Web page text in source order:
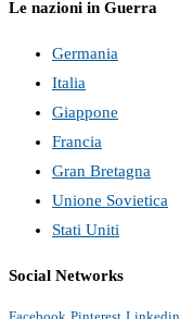
Le nazioni in Guerra
Germania
Italia
Giappone
Francia
Gran Bretagna
Unione Sovietica
Stati Uniti
Social Networks